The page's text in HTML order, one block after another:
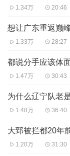
1.34万 20:46
想让广东重返巅
1.33万 28:27
都说分手应该体
1.47万 30:43
为什么辽宁队老
1.48万 36:40
1.20万 31:30